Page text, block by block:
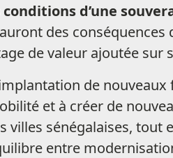
d’une
des conséquences
de valeur ajoutée sur
de
et à créer de
sénégalaises, tout
entre